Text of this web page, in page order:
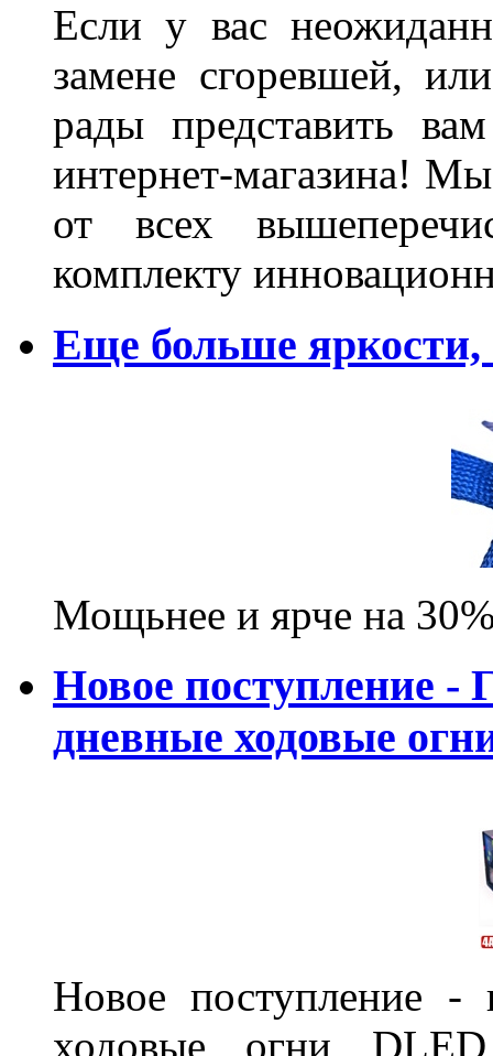
Если у вас
замене сгоревшей,
рады представить
интернет-магазина!
от всех
комплекту
Еще больше
Мощьнее и ярче на
Новое поступление -
дневные ходовые
Новое поступление -
ходовые огни